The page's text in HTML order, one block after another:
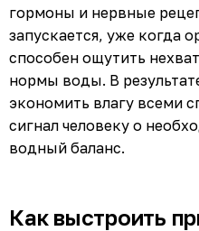
гормоны и нервные
запускается, уже когда
способен ощутить
нормы воды. В
экономить влагу всеми
сигнал человеку о
водный баланс.
Как выстроить